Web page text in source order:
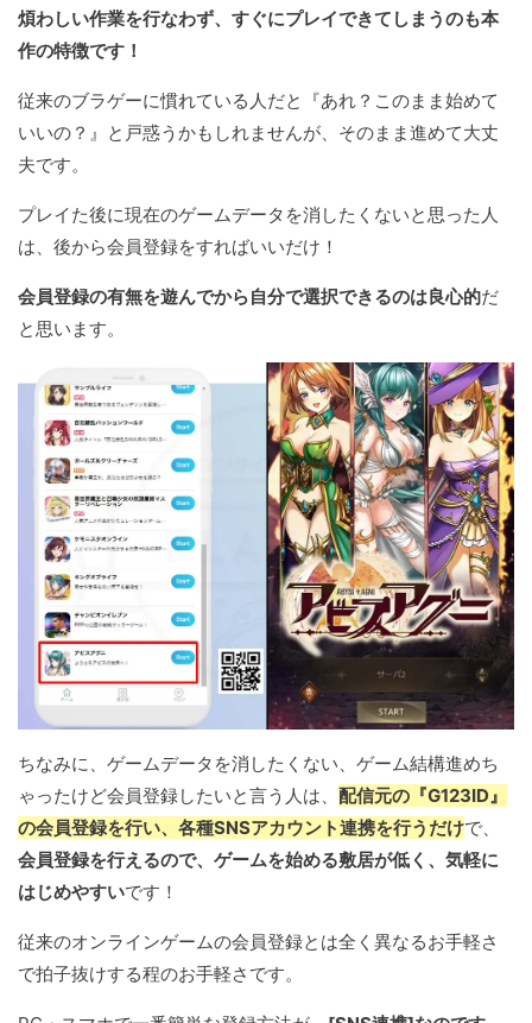
煩わしい作業を行なわず、すぐにプレイできてしまうのも本
作の特徴です！
従来のブラゲーに慣れている人だと『あれ？このまま始めて
いいの？』と戸惑うかもしれませんが、そのまま進めて大丈
夫です。
プレイた後に現在のゲームデータを消したくないと思った人
は、後から会員登録をすればいいだけ！
会員登録の有無を遊んでから自分で選択できるのは良心的だ
と思います。
ちなみに、ゲームデータを消したくない、ゲーム結構進めち
ゃったけど会員登録したいと言う人は、 配信元の『G123ID』
の会員登録を行い、各種SNSアカウント連携を行うだけで、
会員登録を行えるので、ゲームを始める敷居が低く、気軽に
はじめやすいです！
従来のオンラインゲームの会員登録とは全く異なるお手軽さ
で拍子抜けする程のお手軽さです。